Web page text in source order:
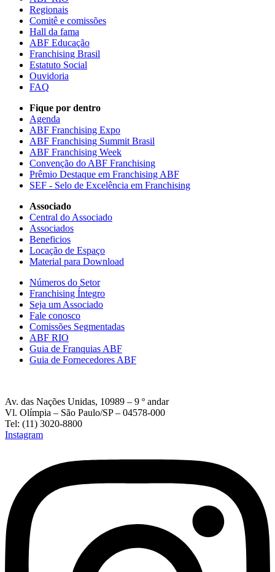
Regionais
Comitê e comissões
Hall da fama
ABF Educação
Franchising Brasil
Estatuto Social
Ouvidoria
FAQ
Fique por dentro
Agenda
ABF Franchising Expo
ABF Franchising Summit Brasil
ABF Franchising Week
Convenção do ABF Franchising
Prêmio Destaque em Franchising ABF
SEF - Selo de Excelência em Franchising
Associado
Central do Associado
Associados
Beneficios
Locação de Espaço
Material para Download
Números do Setor
Franchising Íntegro
Seja um Associado
Fale conosco
Comissões Segmentadas
ABF RIO
Guia de Franquias ABF
Guia de Fornecedores ABF
Av. das Nações Unidas, 10989 – 9 º andar
Vl. Olímpia – São Paulo/SP – 04578-000
Tel: (11) 3020-8800
Instagram